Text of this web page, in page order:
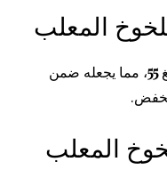
المعلب
55، مما يجعله ضمن
المعلب